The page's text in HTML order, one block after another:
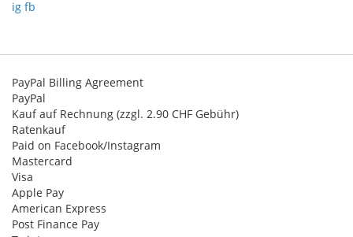
ig fb
PayPal Billing Agreement
PayPal
Kauf auf Rechnung (zzgl. 2.90 CHF Gebühr)
Ratenkauf
Paid on Facebook/Instagram
Mastercard
Visa
Apple Pay
American Express
Post Finance Pay